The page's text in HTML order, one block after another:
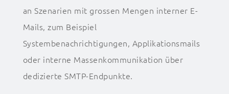
an Szenarien mit grossen Mengen interner E-
Mails, zum Beispiel
Systembenachrichtigungen, Applikationsmails
oder interne Massenkommunikation über
dedizierte SMTP-Endpunkte.